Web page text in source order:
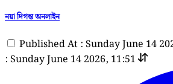
নয়া দিগন্ত অনলাইন
Published At : Sunday June 14
: Sunday June 14 2026, 11:51